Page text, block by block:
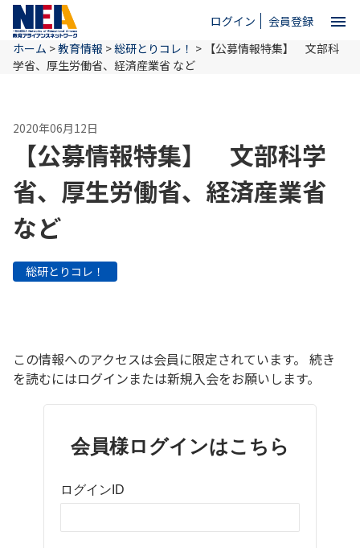
ログイン 会員登録 menu
ホーム
NEAとは
教育情報
お問い合わせ
ホーム >教育情報 >総研とりコレ！ > 【公募情報特集】 文部科
学省、厚生労働省、経済産業省 など
2020年06月12日
【公募情報特集】 文部科学
省、厚生労働省、経済産業省
など
総研とりコレ！
この情報へのアクセスは会員に限定されています。 続き
を読むにはログインまたは新規入会をお願いします。
会員様ログインはこちら
ログインID